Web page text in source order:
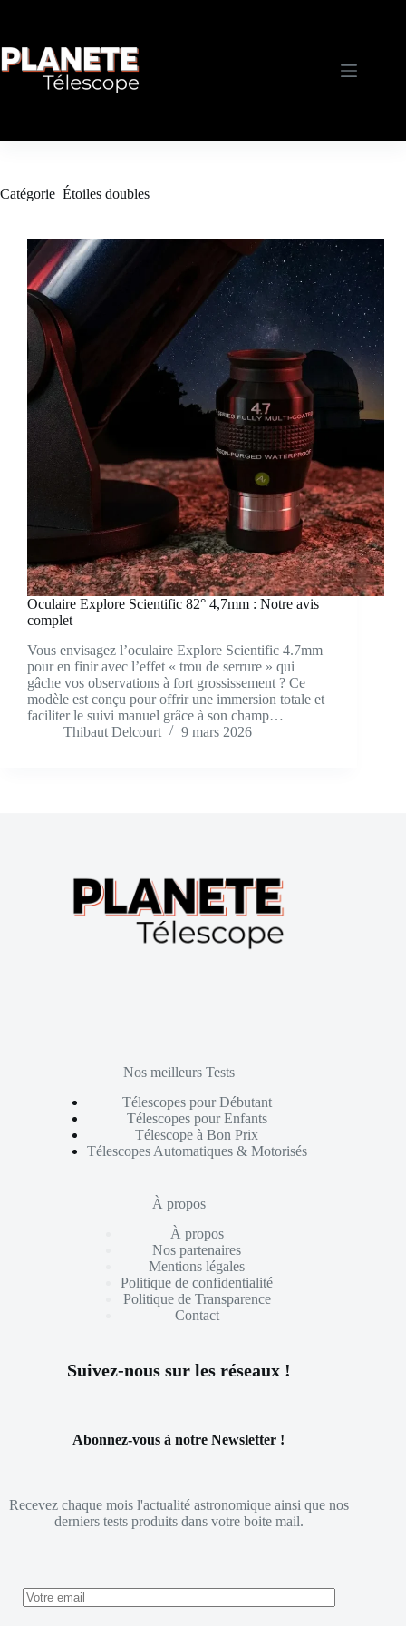
Catégorie Étoiles doubles
Oculaire Explore Scientific 82° 4,7mm : Notre avis
complet
Vous envisagez l’oculaire Explore Scientific 4.7mm
pour en finir avec l’effet « trou de serrure » qui
gâche vos observations à fort grossissement ? Ce
modèle est conçu pour offrir une immersion totale et
faciliter le suivi manuel grâce à son champ…
Thibaut Delcourt
9 mars 2026
Nos meilleurs Tests
Télescopes pour Débutant
Télescopes pour Enfants
Télescope à Bon Prix
Télescopes Automatiques & Motorisés
À propos
À propos
Nos partenaires
Mentions légales
Politique de confidentialité
Politique de Transparence
Contact
Suivez-nous sur les réseaux !
Abonnez-vous à notre Newsletter !
Recevez chaque mois l'actualité astronomique ainsi que nos
derniers tests produits dans votre boite mail.